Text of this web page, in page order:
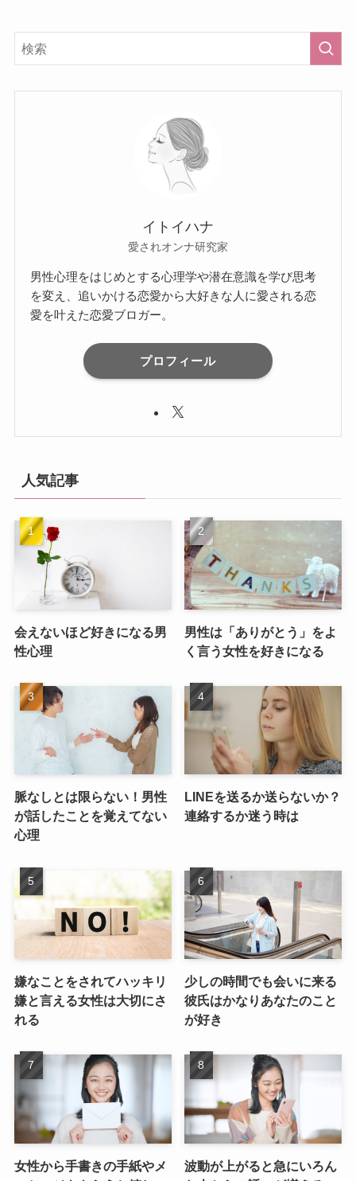
イトイハナ
愛されオンナ研究家
男性心理をはじめとする心理学や潜在意識を学び思考
を変え、追いかける恋愛から大好きな人に愛される恋
愛を叶えた恋愛ブロガー。
プロフィール
人気記事
会えないほど好きになる男
性心理
男性は「ありがとう」をよ
く言う女性を好きになる
脈なしとは限らない！男性
が話したことを覚えてない
心理
LINEを送るか送らないか？
連絡するか迷う時は
嫌なことをされてハッキリ
嫌と言える女性は大切にさ
れる
少しの時間でも会いに来る
彼氏はかなりあなたのこと
が好き
女性から手書きの手紙やメ
波動が上がると急にいろん